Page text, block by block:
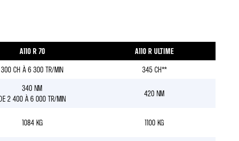
A110 R 70
A110 R ULTIME
300 CH À 6 300 TR/MIN 345 CH**
340 NM
2 400 À 6 000 TR/MIN
420 NM
1084 KG 1100 KG